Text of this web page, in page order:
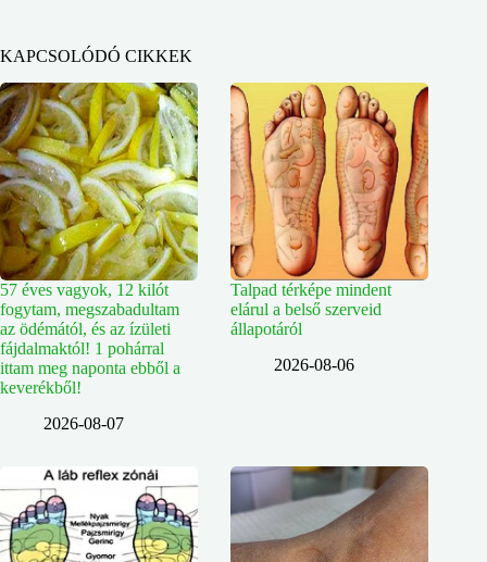
KAPCSOLÓDÓ CIKKEK
57 éves vagyok, 12 kilót
fogytam, megszabadultam
az ödémától, és az ízületi
fájdalmaktól! 1 pohárral
ittam meg naponta ebből a
keverékből!
2026-08-07
Talpad térképe mindent
elárul a belső szerveid
állapotáról
2026-08-06